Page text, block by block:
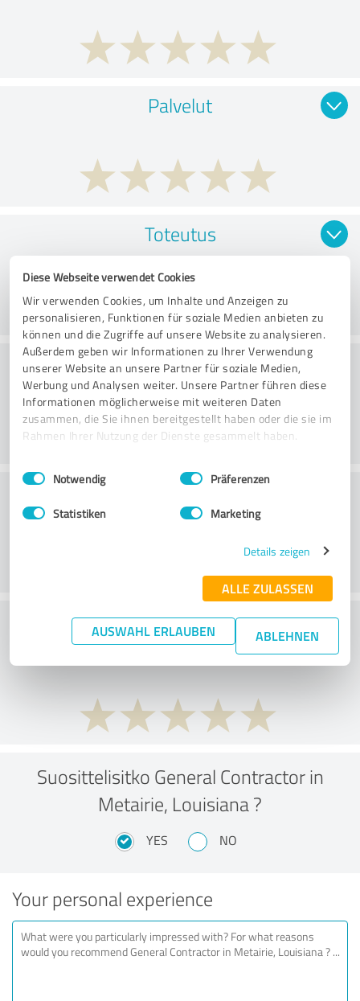
Diese Webseite verwendet Cookies
Wir verwenden Cookies, um Inhalte und Anzeigen zu
personalisieren, Funktionen für soziale Medien anbieten zu
können und die Zugriffe auf unsere Website zu analysieren.
Außerdem geben wir Informationen zu Ihrer Verwendung
unserer Website an unsere Partner für soziale Medien,
Werbung und Analysen weiter. Unsere Partner führen diese
Informationen möglicherweise mit weiteren Daten
zusammen, die Sie ihnen bereitgestellt haben oder die sie im
Rahmen Ihrer Nutzung der Dienste gesammelt haben.
Impressum Datenschutzbestimmungen
Einwilligungsauswahl
Notwendig Präferenzen
Statistiken Marketing
Details zeigen
ALLE ZULASSEN
AUSWAHL ERLAUBEN ABLEHNEN
Palvelut
Toteutus
Konsultointi
Asiakaspalvelu
What do you think of the price to
performance ratio?
Suosittelisitko General Contractor in
Metairie, Louisiana ?
YES NO
Your personal experience